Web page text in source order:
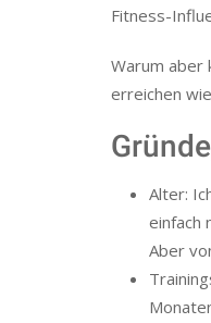
Fitness-
Warum aber
erreichen
Alter:
einfach
Aber